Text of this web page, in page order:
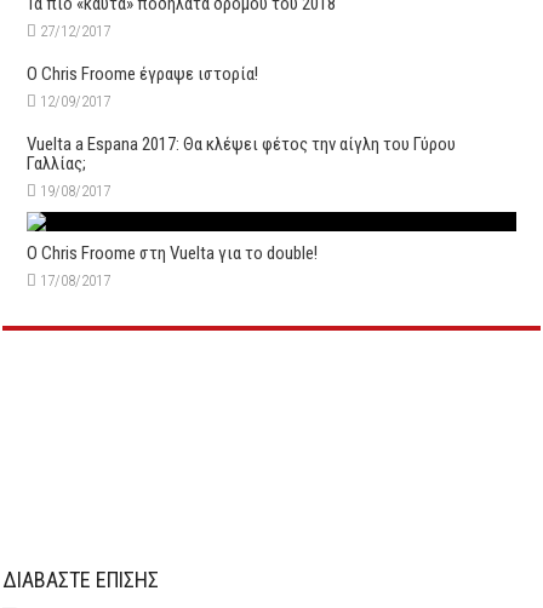
27/12/2017
Ο Chris Froome έγραψε ιστορία!
12/09/2017
Vuelta a Espana 2017: Θα κλέψει φέτος την αίγλη του Γύρου
Γαλλίας;
19/08/2017
Ο Chris Froome στη Vuelta για το double!
17/08/2017
ΔΙΑΒΑΣΤΕ ΕΠΙΣΗΣ